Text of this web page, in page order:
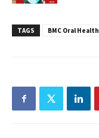
TAGS BMC Oral Health